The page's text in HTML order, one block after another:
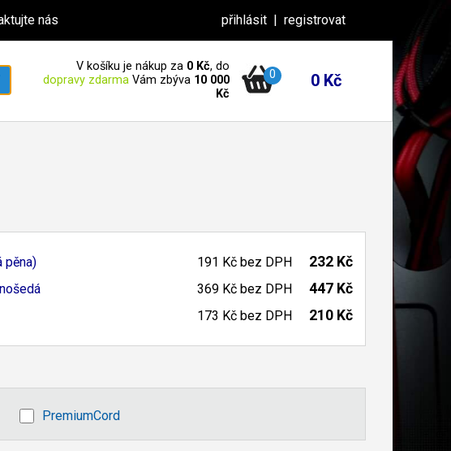
nás přihlásit | registrovat
V košíku je nákup za 0 Kč, do
dopravy zdarma Vám zbýva 10 000
Kč
0 0 Kč
pěna) 191 Kč bez DPH 232 Kč
369 Kč bez DPH 447 Kč
173 Kč bez DPH 210 Kč
PremiumCord